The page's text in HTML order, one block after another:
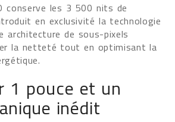
conserve les 3 500 nits de
en exclusivité la technologie
architecture de sous-pixels
la netteté tout en optimisant la
1 pouce et un
inédit